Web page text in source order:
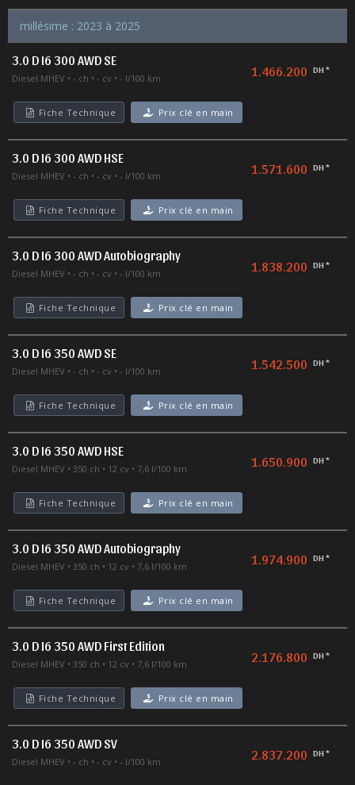
millésime : 2023 à 2025
3.0 D I6 300 AWD SE
Diesel MHEV - ch - cv - l/100 km 1.466.200 DH *
Fiche Technique Prix clé en main
3.0 D I6 300 AWD HSE
Diesel MHEV - ch - cv - l/100 km 1.571.600 DH *
Fiche Technique Prix clé en main
3.0 D I6 300 AWD Autobiography
Diesel MHEV - ch - cv - l/100 km 1.838.200 DH *
Fiche Technique Prix clé en main
3.0 D I6 350 AWD SE
Diesel MHEV - ch - cv - l/100 km 1.542.500 DH *
Fiche Technique Prix clé en main
3.0 D I6 350 AWD HSE
Diesel MHEV 350 ch 12 cv 7,6 l/100 km 1.650.900 DH *
Fiche Technique Prix clé en main
3.0 D I6 350 AWD Autobiography
Diesel MHEV 350 ch 12 cv 7,6 l/100 km 1.974.900 DH *
Fiche Technique Prix clé en main
3.0 D I6 350 AWD First Edition
Diesel MHEV 350 ch 12 cv 7,6 l/100 km 2.176.800 DH *
Fiche Technique Prix clé en main
3.0 D I6 350 AWD SV
Diesel MHEV - ch - cv - l/100 km 2.837.200 DH *